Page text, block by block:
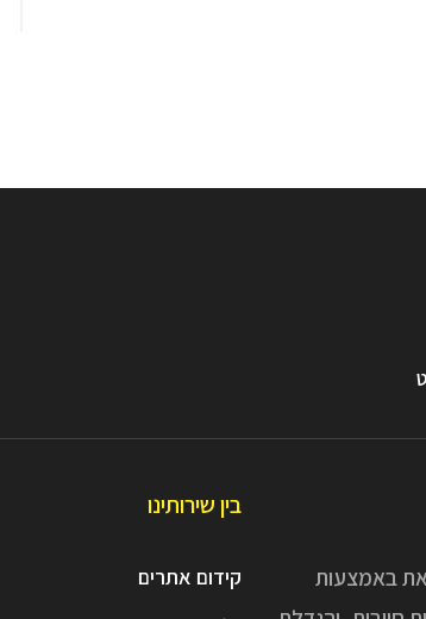
באמצעות
בין שירותינו
קידום אתרים